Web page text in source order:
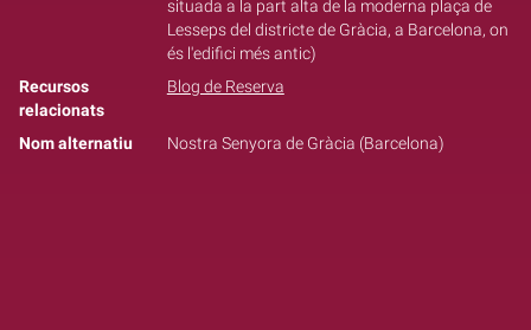
situada a la part alta de la moderna plaça de
Lesseps del districte de Gràcia, a Barcelona, on
és l'edifici més antic)
Recursos
relacionats
Blog de Reserva
Nom alternatiu Nostra Senyora de Gràcia (Barcelona)